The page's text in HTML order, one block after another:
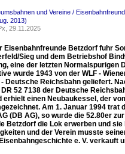
und Vereine /
2013)
29.11.2025
Eisenbahnfreunde Betzdorf fuhr
Sieg und dem Betriebshof
eine der letzten Normalspurigen
wurde 1943 von der WLF -
Deutsche Reichsbahn geliefert.
52 7138 der Deutsche
einen Neubaukessel, der
Am 1. Januar 1994
(DB AG), so wurde die 52.80er
Betzdorf die Lok erwerben und
und der Verein musste
e. V. verkauft